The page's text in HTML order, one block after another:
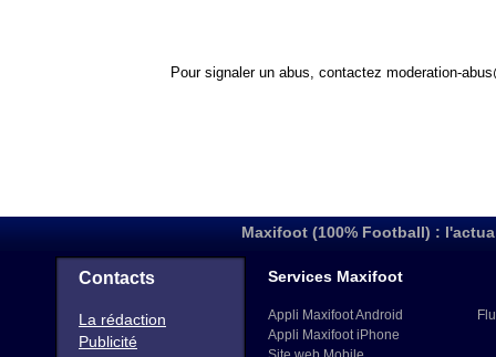
Pour signaler un abus, contactez moderation-
Maxifoot (100% Football) :
Contacts
La rédaction
Publicité
Services Maxifoot
Appli Maxifoot Android
Appli Maxifoot iPhone